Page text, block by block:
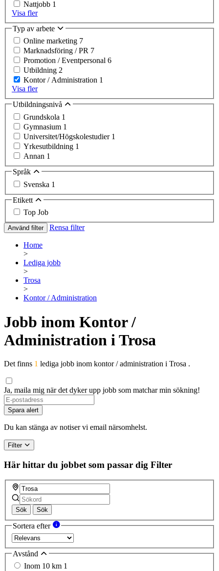
Nattjobb 1
Visa fler
Typ av arbete
Online marketing 7
Marknadsföring / PR 7
Promotion / Eventpersonal 6
Utbildning 2
Kontor / Administration 1
Visa fler
Utbildningsnivå
Grundskola 1
Gymnasium 1
Universitet/Högskolestudier 1
Yrkesutbildning 1
Annan 1
Språk
Svenska 1
Etikett
Top Job
Använd filter Rensa filter
Home
>
Lediga jobb
>
Trosa
>
Kontor / Administration
Jobb inom Kontor /
Administration i Trosa
Det finns 1 lediga jobb inom kontor / administration i Trosa .
Ja, maila mig när det dyker upp jobb som matchar min sökning!
Spara alert
Du kan stänga av notiser vi email närsomhelst.
Filter
Här hittar du jobbet som passar dig Filter
Sök Sök
Sortera efter
Avstånd
Inom 10 km 1